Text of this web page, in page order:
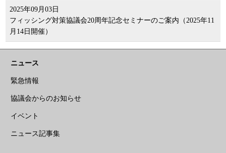
2025年09月03日
フィッシング対策協議会20周年記念セミナーのご案内（2025年11
月14日開催）
ニュース
緊急情報
協議会からのお知らせ
イベント
ニュース記事集